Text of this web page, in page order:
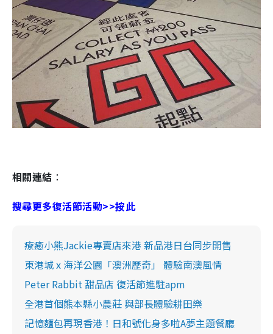
相關連結 ：
搜尋更多復活節活動>>按此
療癒小熊Jackie專賣店來港 新品港日台同步開售
東港城 x 海洋公園「澳洲歷奇」 體驗南澳風情
Peter Rabbit 甜品店 復活節進駐apm
全港首個熊本縣小農莊 與部長體驗耕田樂
記憶麵包再現香港！日和號化身多啦A夢主題餐廳